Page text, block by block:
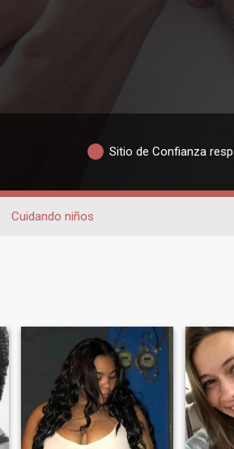
Sitio de Confianza
Cuidando niños